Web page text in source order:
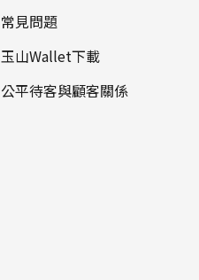
常見問題
玉山Wallet下載
公平待客與顧客關係